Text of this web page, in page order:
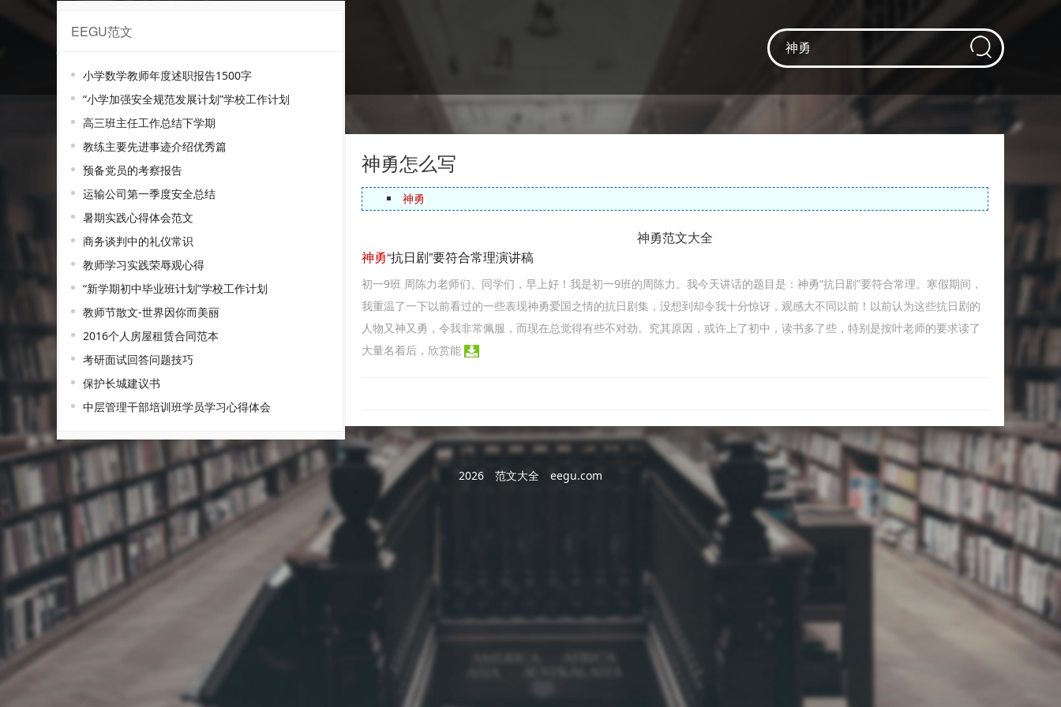
神勇范文
EEGU范文
小学数学教师年度述职报告1500字
“小学加强安全规范发展计划”学校工作计划
高三班主任工作总结下学期
教练主要先进事迹介绍优秀篇
预备党员的考察报告
运输公司第一季度安全总结
暑期实践心得体会范文
商务谈判中的礼仪常识
教师学习实践荣辱观心得
“新学期初中毕业班计划”学校工作计划
教师节散文-世界因你而美丽
2016个人房屋租赁合同范本
考研面试回答问题技巧
保护长城建议书
中层管理干部培训班学员学习心得体会
神勇怎么写
神勇
神勇范文大全
神勇“抗日剧”要符合常理演讲稿
初一9班 周陈力老师们、同学们，早上好！我是初一9班的周陈力。我今天讲话的题目是：神勇“抗日剧”要符合常理。寒假期间，
我重温了一下以前看过的一些表现神勇爱国之情的抗日剧集，没想到却令我十分惊讶，观感大不同以前！以前认为这些抗日剧的
人物又神又勇，令我非常佩服，而现在总觉得有些不对劲。究其原因，或许上了初中，读书多了些，特别是按叶老师的要求读了
大量名着后，欣赏能
2026 范文大全 eegu.com